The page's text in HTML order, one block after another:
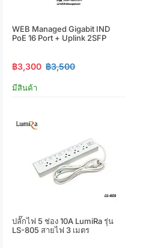
WEB Managed Gigabit IND
PoE 16 Port + Uplink 2SFP
฿3,300 ฿3,500
มีสินค้า
ปลั๊กไฟ 5 ช่อง 10A LumiRa รุ่น
LS-805 สายไฟ 3 เมตร